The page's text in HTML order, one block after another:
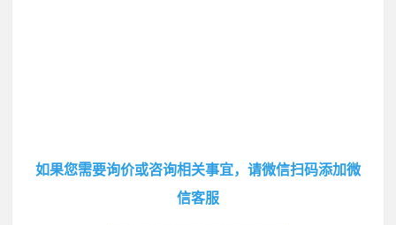
如果您需要询价或咨询相关事宜，请微信扫码添加微
信客服